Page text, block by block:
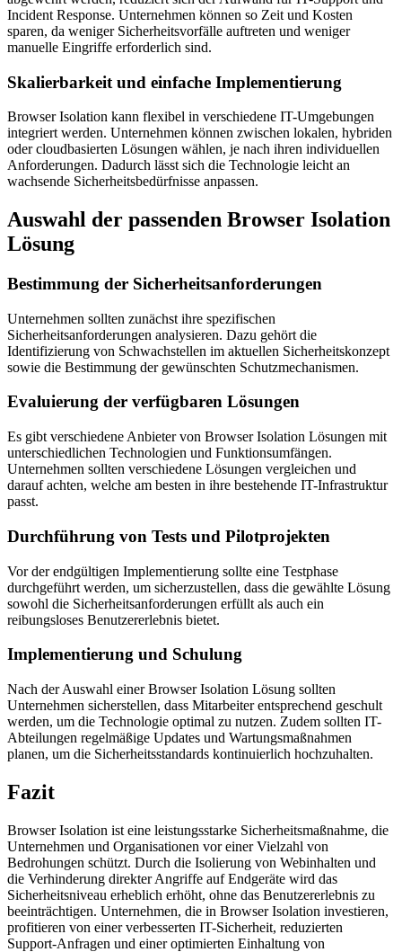
Incident Response. Unternehmen können so Zeit und Kosten
sparen, da weniger Sicherheitsvorfälle auftreten und weniger
manuelle Eingriffe erforderlich sind.
Skalierbarkeit und einfache Implementierung
Browser Isolation kann flexibel in verschiedene IT-Umgebungen
integriert werden. Unternehmen können zwischen lokalen, hybriden
oder cloudbasierten Lösungen wählen, je nach ihren individuellen
Anforderungen. Dadurch lässt sich die Technologie leicht an
wachsende Sicherheitsbedürfnisse anpassen.
Auswahl der passenden Browser Isolation
Lösung
Bestimmung der Sicherheitsanforderungen
Unternehmen sollten zunächst ihre spezifischen
Sicherheitsanforderungen analysieren. Dazu gehört die
Identifizierung von Schwachstellen im aktuellen Sicherheitskonzept
sowie die Bestimmung der gewünschten Schutzmechanismen.
Evaluierung der verfügbaren Lösungen
Es gibt verschiedene Anbieter von Browser Isolation Lösungen mit
unterschiedlichen Technologien und Funktionsumfängen.
Unternehmen sollten verschiedene Lösungen vergleichen und
darauf achten, welche am besten in ihre bestehende IT-Infrastruktur
passt.
Durchführung von Tests und Pilotprojekten
Vor der endgültigen Implementierung sollte eine Testphase
durchgeführt werden, um sicherzustellen, dass die gewählte Lösung
sowohl die Sicherheitsanforderungen erfüllt als auch ein
reibungsloses Benutzererlebnis bietet.
Implementierung und Schulung
Nach der Auswahl einer Browser Isolation Lösung sollten
Unternehmen sicherstellen, dass Mitarbeiter entsprechend geschult
werden, um die Technologie optimal zu nutzen. Zudem sollten IT-
Abteilungen regelmäßige Updates und Wartungsmaßnahmen
planen, um die Sicherheitsstandards kontinuierlich hochzuhalten.
Fazit
Browser Isolation ist eine leistungsstarke Sicherheitsmaßnahme, die
Unternehmen und Organisationen vor einer Vielzahl von
Bedrohungen schützt. Durch die Isolierung von Webinhalten und
die Verhinderung direkter Angriffe auf Endgeräte wird das
Sicherheitsniveau erheblich erhöht, ohne das Benutzererlebnis zu
beeinträchtigen. Unternehmen, die in Browser Isolation investieren,
profitieren von einer verbesserten IT-Sicherheit, reduzierten
Support-Anfragen und einer optimierten Einhaltung von